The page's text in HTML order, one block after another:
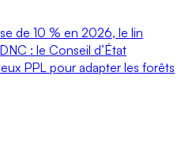
de 10 % en 2026, le lin
: le Conseil d’État
PPL pour adapter les forêts